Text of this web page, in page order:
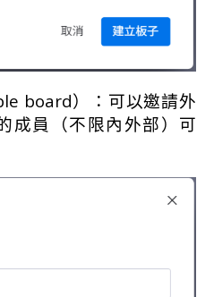
board）：可以邀請外
成員（不限內外部）可